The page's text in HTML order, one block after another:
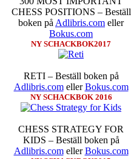
CHESS POSITIONS – Beställ
boken på Adlibris.com eller
Bokus.com
NY SCHACKBOK2017
RETI – Beställ boken på
Adlibris.comellerBokus.com
NY SCHACKBOK 2016
CHESS STRATEGY FOR
KIDS – Beställ boken på
Adlibris.comellerBokus.com